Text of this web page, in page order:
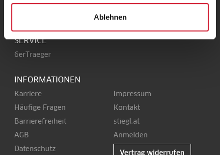
Ablehnen
SERVICE
6erTraeger
INFORMATIONEN
Karriere
Häufige Fragen
Barrierefreiheit
AGB
Datenschutz
Impressum
Kontakt
stiegl.at
Anmelden
Vertrag widerrufen